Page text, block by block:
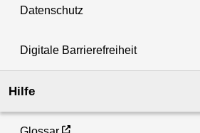
Datenschutz
Digitale Barrierefreiheit
Hilfe